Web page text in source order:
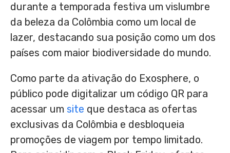
durante a temporada festiva um vislumbre
da beleza da Colômbia como um local de
lazer, destacando sua posição como um dos
países com maior biodiversidade do mundo.
Como parte da ativação do Exosphere, o
público pode digitalizar um código QR para
acessar um site que destaca as ofertas
exclusivas da Colômbia e desbloqueia
promoções de viagem por tempo limitado.